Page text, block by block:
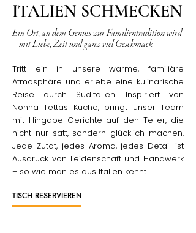
ITALIEN SCHMECKEN
Ein Ort, an dem Genuss zur Familientradition wird
– mit Liebe, Zeit und ganz viel Geschmack.
Tritt ein in unsere warme, familiäre
Atmosphäre und erlebe eine kulinarische
Reise durch Süditalien. Inspiriert von
Nonna Tettas Küche, bringt unser Team
mit Hingabe Gerichte auf den Teller, die
nicht nur satt, sondern glücklich machen.
Jede Zutat, jedes Aroma, jedes Detail ist
Ausdruck von Leidenschaft und Handwerk
– so wie man es aus Italien kennt.
TISCH RESERVIEREN